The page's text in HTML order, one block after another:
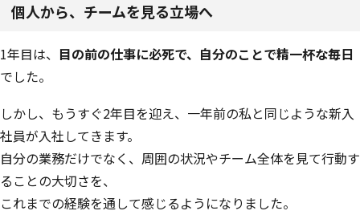
個人から、チームを見る立場へ
1年目は、 目の前の仕事に必死で、自分のことで精一杯な毎日
でした。
しかし、もうすぐ2年目を迎え、一年前の私と同じような新入
社員が入社してきます。
自分の業務だけでなく、周囲の状況やチーム全体を見て行動す
ることの大切さを、
これまでの経験を通して感じるようになりました。